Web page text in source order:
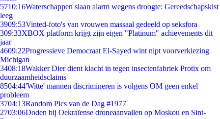
5710:16Waterschappen slaan alarm wegens droogte: Gereedschapskist
leeg
3909:53Vinted-foto's van vrouwen massaal gedeeld op seksfora
309:33XBOX platform krijgt zijn eigen "Platinum" achievements dit
jaar
4609:22Progressieve Democraat El-Sayed wint nipt voorverkiezing
Michigan
3408:18Wakker Dier dient klacht in tegen insectenfabriek Protix om
duurzaamheidsclaims
8504:44'Witte' mannen discrimineren is volgens OM geen enkel
probleem
3704:13Random Pics van de Dag #1977
2703:06Doden bij Oekraïense droneaanvallen op Moskou en Sint-